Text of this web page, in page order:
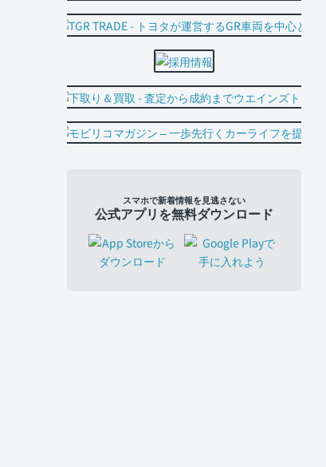
スマホで新着情報を見逃さない
公式アプリを無料ダウンロード